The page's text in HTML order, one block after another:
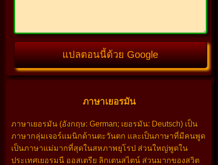
แปลตอนนี้ด้วย Google
ภาษาเยอรมัน
ภาษาเยอรมัน (อังกฤษ: German; เยอรมัน: Deutsch) เป็น
ภาษากลุ่มเจอร์แมนิกด้านตะวันตก และเป็นภาษาที่มีคนพูด
เป็นภาษาแม่มากที่สุดในสหภาพยุโรป ส่วนใหญ่พูดใน
ประเทศเยอรมนี ออสเตรีย ลิกเตนสไตน์ ส่วนมากของสวิต